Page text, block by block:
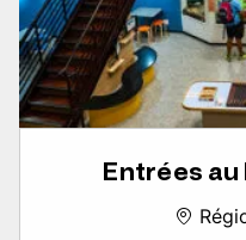
Entrées au